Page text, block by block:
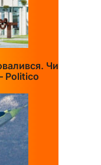
Чи
Politico